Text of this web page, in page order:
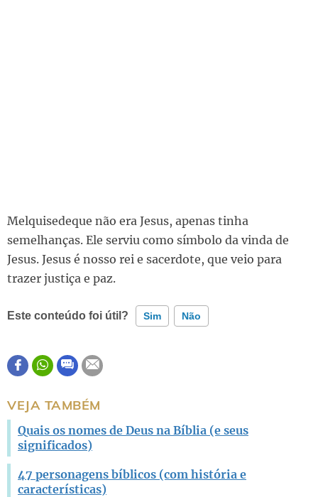
Melquisedeque não era Jesus, apenas tinha
semelhanças. Ele serviu como símbolo da vinda de
Jesus. Jesus é nosso rei e sacerdote, que veio para
trazer justiça e paz.
Este conteúdo foi útil? Sim Não
Este conteúdo contém informação incorreta
VEJA TAMBÉM
Quais os nomes de Deus na Bíblia (e seus
significados)
47 personagens bíblicos (com história e
características)